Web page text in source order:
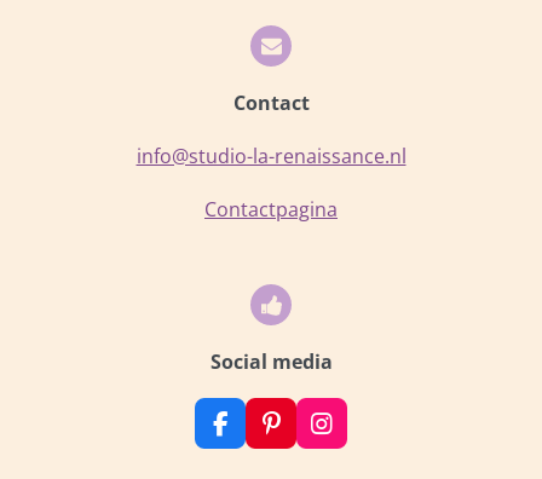
Contact
info@studio-la-renaissance.nl
Contactpagina
Social media
F
a
P
i
I
n